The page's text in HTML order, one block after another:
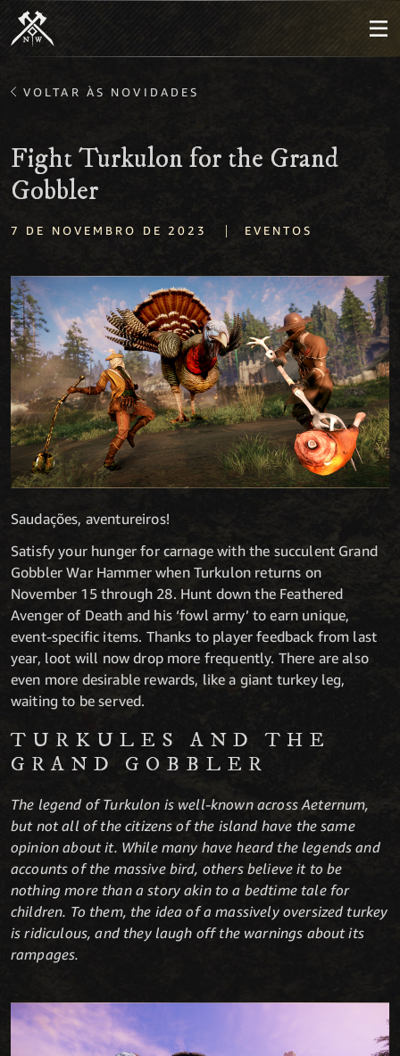
VOLTAR ÀS NOVIDADES
Fight Turkulon for the Grand
Gobbler
7 DE NOVEMBRO DE 2023 | EVENTOS
Saudações, aventureiros!
Satisfy your hunger for carnage with the succulent Grand
Gobbler War Hammer when Turkulon returns on
November 15 through 28. Hunt down the Feathered
Avenger of Death and his ‘fowl army’ to earn unique,
event-specific items. Thanks to player feedback from last
year, loot will now drop more frequently. There are also
even more desirable rewards, like a giant turkey leg,
waiting to be served.
TURKULES AND THE
GRAND GOBBLER
The legend of Turkulon is well-known across Aeternum,
but not all of the citizens of the island have the same
opinion about it. While many have heard the legends and
accounts of the massive bird, others believe it to be
nothing more than a story akin to a bedtime tale for
children. To them, the idea of a massively oversized turkey
is ridiculous, and they laugh off the warnings about its
rampages.